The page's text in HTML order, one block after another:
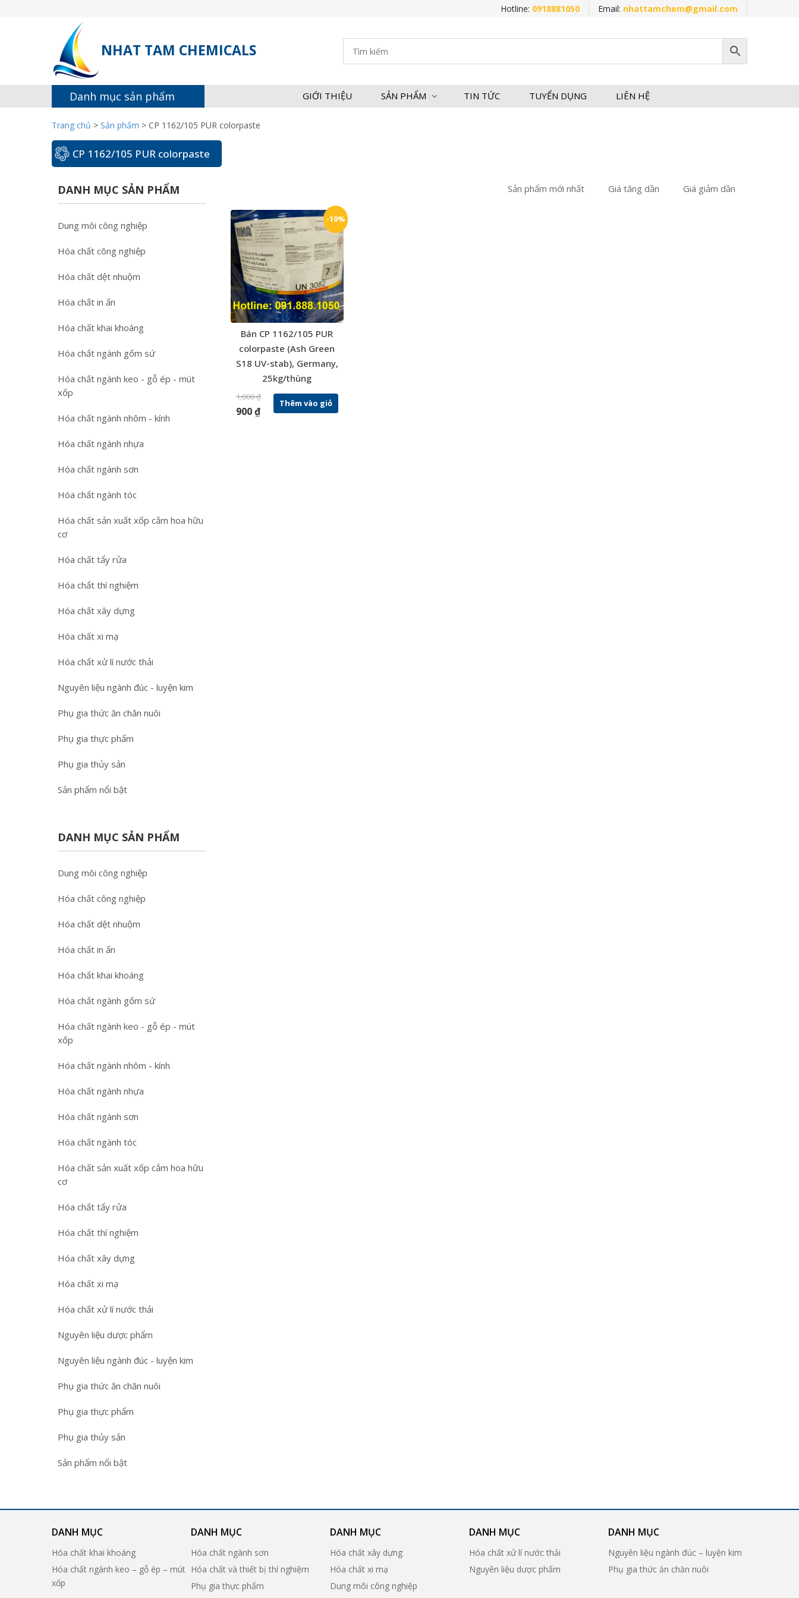
Hotline: 0918881050 Email: nhattamchem@gmail.com
NHAT TAM CHEMICALS
Danh mục sản phẩm GIỚI THIỆU SẢN PHẨM TIN TỨC TUYỂN DỤNG LIÊN HỆ
Trang chủ > Sản phẩm > CP 1162/105 PUR colorpaste
CP 1162/105 PUR colorpaste
Sản phẩm mới nhất Giá tăng dần Giá giảm dần
-10%
Bán CP 1162/105 PUR
colorpaste (Ash Green
S18 UV-stab), Germany,
25kg/thùng
1,000₫
900₫
Thêm vào giỏ
DANH MỤC SẢN PHẨM
Dung môi công nghiệp
Hóa chất công nghiệp
Hóa chất dệt nhuộm
Hóa chất in ấn
Hóa chất khai khoáng
Hóa chất ngành gốm sứ
Hóa chất ngành keo - gỗ ép - mút
xốp
Hóa chất ngành nhôm - kính
Hóa chất ngành nhựa
Hóa chất ngành sơn
Hóa chất ngành tóc
Hóa chất sản xuất xốp cắm hoa hữu
cơ
Hóa chất tẩy rửa
Hóa chất thí nghiệm
Hóa chất xây dựng
Hóa chất xi mạ
Hóa chất xử lí nước thải
Nguyên liệu ngành đúc - luyện kim
Phụ gia thức ăn chăn nuôi
Phụ gia thực phẩm
Phụ gia thủy sản
Sản phẩm nổi bật
DANH MỤC SẢN PHẨM
Dung môi công nghiệp
Hóa chất công nghiệp
Hóa chất dệt nhuộm
Hóa chất in ấn
Hóa chất khai khoáng
Hóa chất ngành gốm sứ
Hóa chất ngành keo - gỗ ép - mút
xốp
Hóa chất ngành nhôm - kính
Hóa chất ngành nhựa
Hóa chất ngành sơn
Hóa chất ngành tóc
Hóa chất sản xuất xốp cắm hoa hữu
cơ
Hóa chất tẩy rửa
Hóa chất thí nghiệm
Hóa chất xây dựng
Hóa chất xi mạ
Hóa chất xử lí nước thải
Nguyên liệu dược phẩm
Nguyên liệu ngành đúc - luyện kim
Phụ gia thức ăn chăn nuôi
Phụ gia thực phẩm
Phụ gia thủy sản
Sản phẩm nổi bật
DANH MỤC
Hóa chất khai khoáng
Hóa chất ngành keo – gỗ ép – mút
xốp
DANH MỤC
Hóa chất ngành sơn
Hóa chất và thiết bị thí nghiệm
Phụ gia thực phẩm
DANH MỤC
Hóa chất xây dựng
Hóa chất xi mạ
Dung môi công nghiệp
DANH MỤC
Hóa chất xử lí nước thải
Nguyên liệu dược phẩm
DANH MỤC
Nguyên liệu ngành đúc – luyện kim
Phụ gia thức ăn chăn nuôi